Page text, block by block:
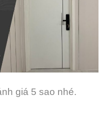
giá 5 sao nhé.